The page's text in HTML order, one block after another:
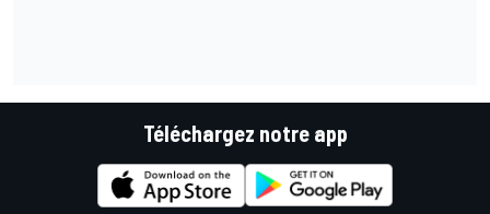
Téléchargez notre app